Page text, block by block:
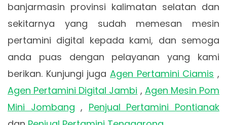
banjarmasin provinsi kalimatan selatan dan
sekitarnya yang sudah memesan mesin
pertamini digital kepada kami, dan semoga
anda puas dengan pelayanan yang kami
berikan. Kunjungi juga Agen Pertamini Ciamis ,
Agen Pertamini Digital Jambi , Agen Mesin Pom
Mini Jombang , Penjual Pertamini Pontianak